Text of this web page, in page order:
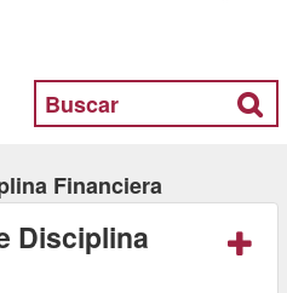
Buscar
Financiera
Disciplina